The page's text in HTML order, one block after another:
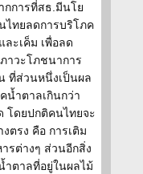
กการที่สธ.มีนโย
ไทยลดการบริโภค
ะเค็ม เพื่อลด
าวะโภชนาการ
ที่ส่วนหนึ่งเป็นผล
น้ำตาลเกินกว่า
โดยปกติคนไทยจะ
ตรง คือ การเติม
รต่างๆ ส่วนอีกสิ่ง
ำตาลที่อยู่ในผลไม้